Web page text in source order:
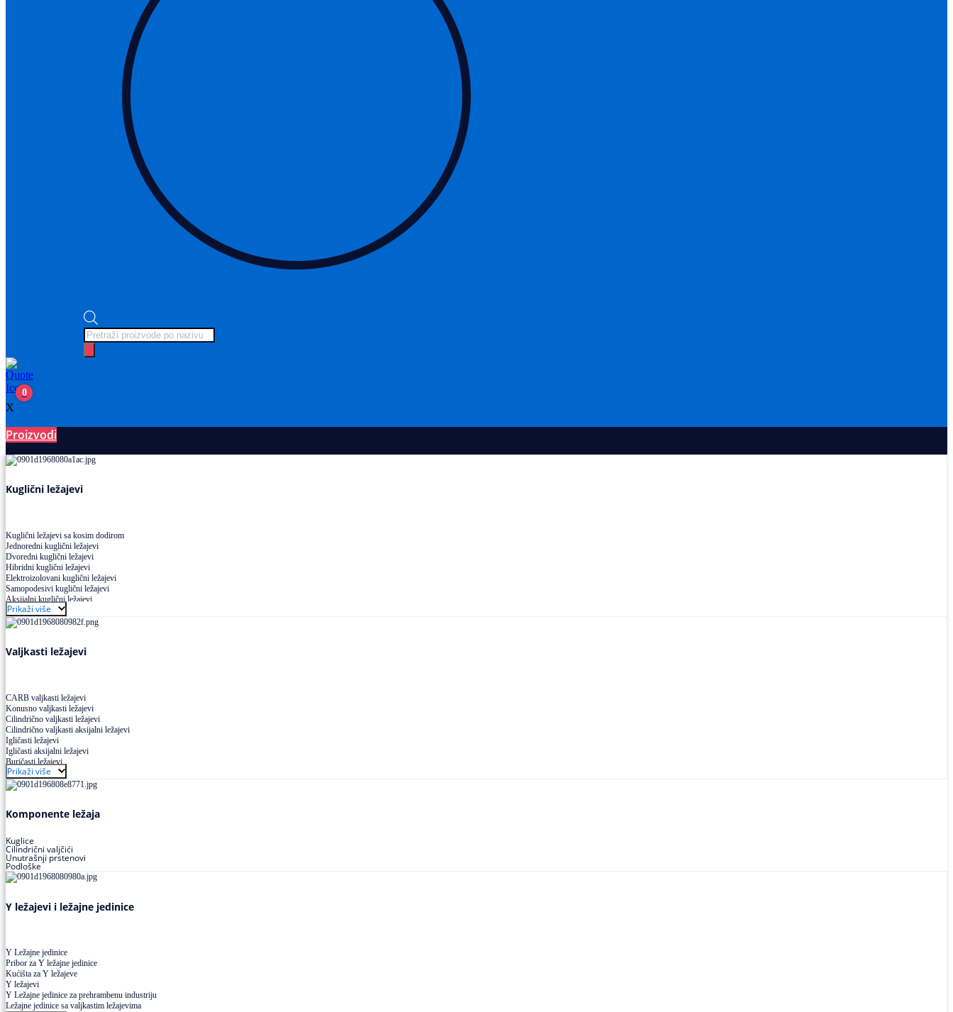
Products
search
0
X
Proizvodi
Kuglični ležajevi
Kuglični ležajevi sa kosim dodirom
Jednoredni kuglični ležajevi
Dvoredni kuglični ležajevi
Hibridni kuglični ležajevi
Elektroizolovani kuglični ležajevi
Samopodesivi kuglični ležajevi
Aksijalni kuglični ležajevi
Kuglični ležajevi od nerđajućeg čelika
Prikaži više
Valjkasti ležajevi
CARB valjkasti ležajevi
Konusno valjkasti ležajevi
Cilindrično valjkasti ležajevi
Cilindrično valjkasti aksijalni ležajevi
Igličasti ležajevi
Igličasti aksijalni ležajevi
Buričasti ležajevi
Buričasti zaptiveni ležajevi
Buričasti aksijalni ležajevi
Prikaži više
Komponente ležaja
Kuglice
Cilindrični valjčići
Unutrašnji prstenovi
Podloške
Y ležajevi i ležajne jedinice
Y Ležajne jedinice
Pribor za Y ležajne jedinice
Kućišta za Y ležajeve
Y ležajevi
Y Ležajne jedinice za prehrambenu industriju
Ležajne jedinice sa valjkastim ležajevima